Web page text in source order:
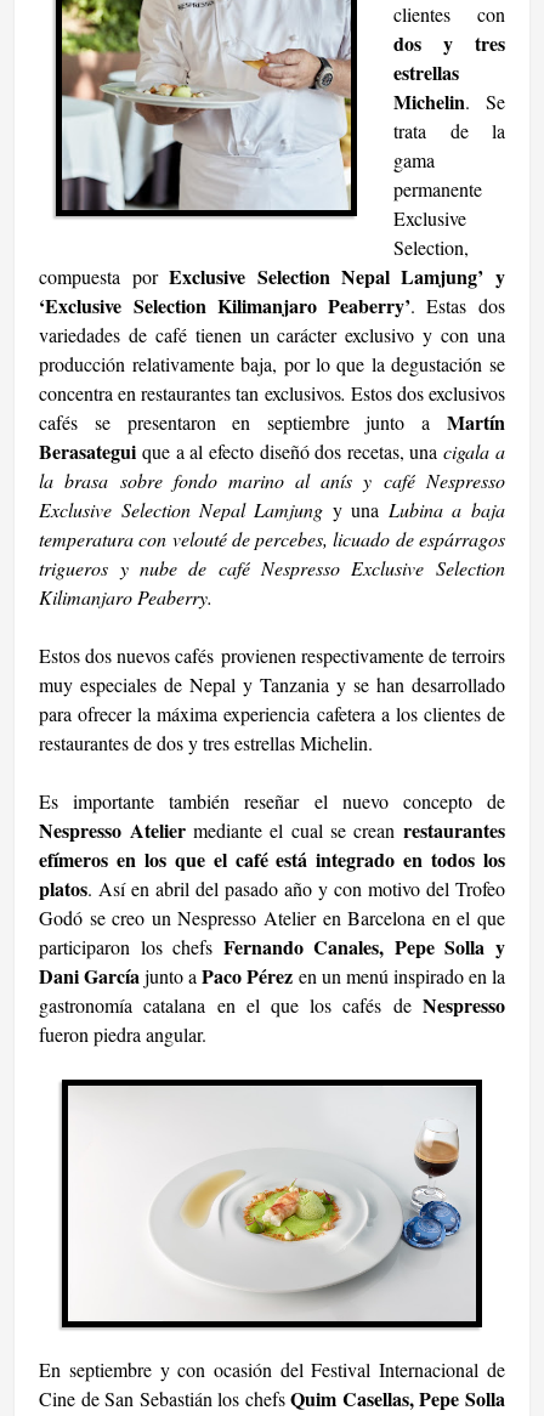
clientes con
dos y tres
estrellas
Michelin. Se
trata de la
gama
permanente
Exclusive
Selection,
compuesta porExclusive Selection Nepal Lamjung’ y
‘Exclusive Selection Kilimanjaro Peaberry’. Estas dos
variedades de café tienen un carácter exclusivo y con una
producción relativamente baja, por lo que la degustación se
concentra en restaurantes tan exclusivos. Estos dos exclusivos
cafés se presentaron en septiembre junto a Martín
Berasategui que a al efecto diseñó dos recetas, unacigala a
la brasa sobre fondo marino al anís y café Nespresso
Exclusive Selection Nepal Lamjung y una Lubina a baja
temperatura con velouté de percebes, licuado de espárragos
trigueros y nube de café Nespresso Exclusive Selection
Kilimanjaro Peaberry.
Estos dos nuevos cafés provienen respectivamente de terroirs
muy especiales de Nepal y Tanzania y se han desarrollado
para ofrecer la máxima experiencia cafetera a los clientes de
restaurantes de dos y tres estrellas Michelin.
Es importante también reseñar el nuevo concepto de
Nespresso Ateliermediante el cual se crean restaurantes
efímeros en los que el café está integrado en todos los
platos. Así en abril del pasado año y con motivo del Trofeo
Godó se creo un Nespresso Atelier en Barcelona en el que
participaron los chefs Fernando Canales, Pepe Solla y
Dani Garcíajunto aPaco Pérez en un menú inspirado en la
gastronomía catalana en el que los cafés de Nespresso
fueron piedra angular.
En septiembre y con ocasión del Festival Internacional de
Cine de San Sebastián los chefsQuim Casellas, Pepe Solla